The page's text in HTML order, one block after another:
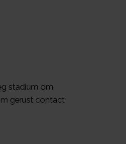
stadium om
gerust contact